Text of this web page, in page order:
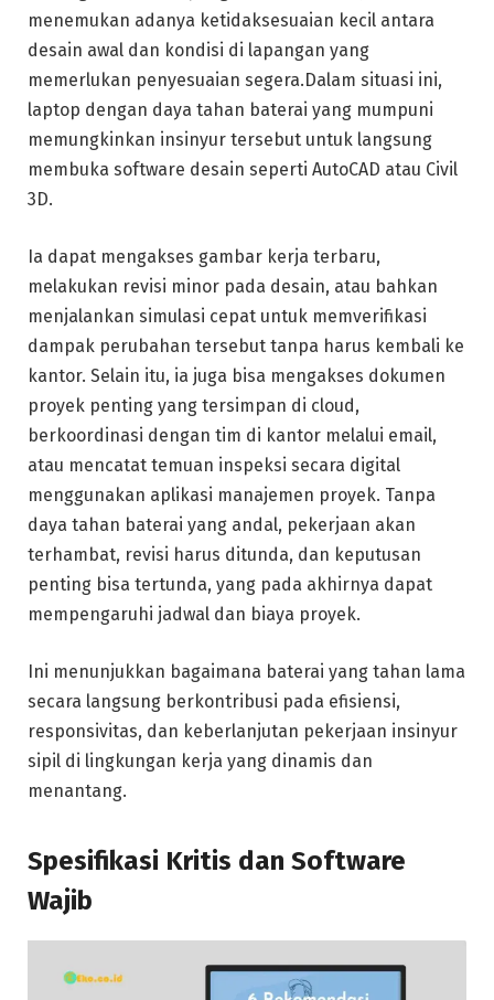
menemukan adanya ketidaksesuaian kecil antara
desain awal dan kondisi di lapangan yang
memerlukan penyesuaian segera.Dalam situasi ini,
laptop dengan daya tahan baterai yang mumpuni
memungkinkan insinyur tersebut untuk langsung
membuka software desain seperti AutoCAD atau Civil
3D.
Ia dapat mengakses gambar kerja terbaru,
melakukan revisi minor pada desain, atau bahkan
menjalankan simulasi cepat untuk memverifikasi
dampak perubahan tersebut tanpa harus kembali ke
kantor. Selain itu, ia juga bisa mengakses dokumen
proyek penting yang tersimpan di cloud,
berkoordinasi dengan tim di kantor melalui email,
atau mencatat temuan inspeksi secara digital
menggunakan aplikasi manajemen proyek. Tanpa
daya tahan baterai yang andal, pekerjaan akan
terhambat, revisi harus ditunda, dan keputusan
penting bisa tertunda, yang pada akhirnya dapat
mempengaruhi jadwal dan biaya proyek.
Ini menunjukkan bagaimana baterai yang tahan lama
secara langsung berkontribusi pada efisiensi,
responsivitas, dan keberlanjutan pekerjaan insinyur
sipil di lingkungan kerja yang dinamis dan
menantang.
Spesifikasi Kritis dan Software
Wajib